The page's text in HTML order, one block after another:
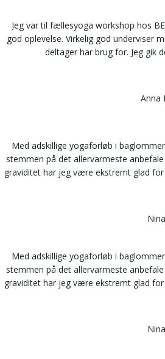
Jeg var til fællesyoga workshop hos
god oplevelse. Virkelig god underviser
deltager har brug for. Jeg gik
Anna
Med adskillige yogaforløb i
stemmen på det allervarmeste
graviditet har jeg være ekstremt glad
Med adskillige yogaforløb i
stemmen på det allervarmeste
graviditet har jeg være ekstremt glad